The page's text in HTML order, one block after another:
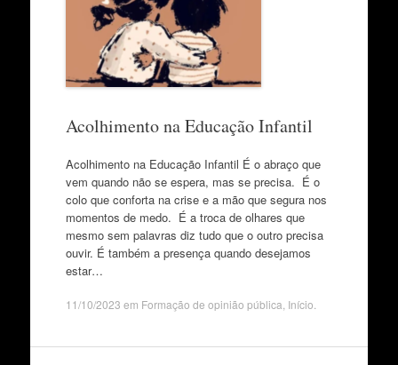
Acolhimento na Educação Infantil
Acolhimento na Educação Infantil É o abraço que
vem quando não se espera, mas se precisa. É o
colo que conforta na crise e a mão que segura nos
momentos de medo. É a troca de olhares que
mesmo sem palavras diz tudo que o outro precisa
ouvir. É também a presença quando desejamos
estar…
11/10/2023 em Formação de opinião pública Início